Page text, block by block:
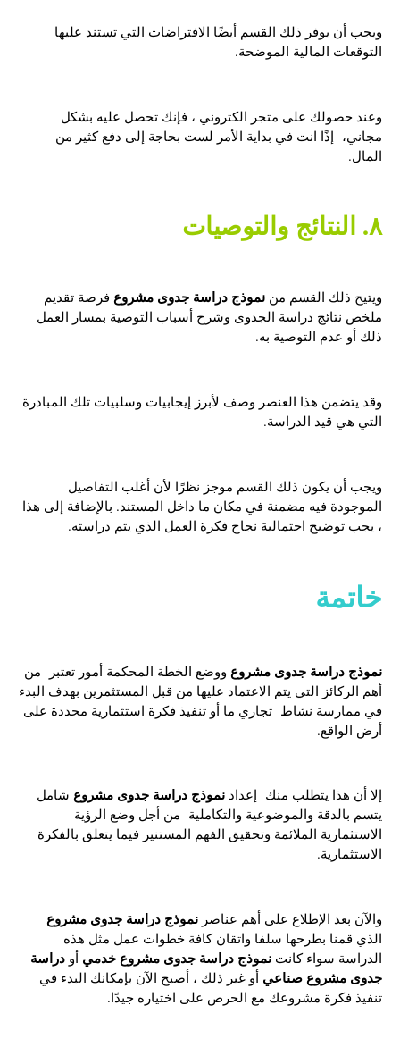
ويجب أن يوفر ذلك القسم أيضًا الافتراضات التي تستند عليها
التوقعات المالية الموضحة.
وعند حصولك على متجر الكتروني ، فإنك تحصل عليه بشكل
مجاني، إذًا انت في بداية الأمر لست بحاجة إلى دفع كثير من
المال.
ويتيح ذلك القسم مننموذج دراسة جدوى مشروع فرصة تقديم
ملخص نتائج دراسة الجدوى وشرح أسباب التوصية بمسار العمل
ذلك أو عدم التوصية به.
وقد يتضمن هذا العنصر وصف لأبرز إيجابيات وسلبيات تلك المبادرة
التي هي قيد الدراسة.
ويجب أن يكون ذلك القسم موجز نظرًا لأن أغلب التفاصيل
الموجودة فيه مضمنة في مكان ما داخل المستند. بالإضافة إلى هذا
، يجب توضيح احتمالية نجاح فكرة العمل الذي يتم دراسته.
خاتمة
نموذج دراسة جدوى مشروع ووضع الخطة المحكمة أمور تعتبر من
أهم الركائز التي يتم الاعتماد عليها من قبل المستثمرين بهدف البدء
في ممارسة نشاط تجاري ما أو تنفيذ فكرة استثمارية محددة على
أرض الواقع.
إلا أن هذا يتطلب منك إعدادنموذج دراسة جدوى مشروع شامل
يتسم بالدقة والموضوعية والتكاملية من أجل وضع الرؤية
الاستثمارية الملائمة وتحقيق الفهم المستنير فيما يتعلق بالفكرة
الاستثمارية.
والآن بعد الإطلاع على أهم عناصرنموذج دراسة جدوى مشروع
الذي قمنا بطرحها سلفا واتقان كافة خطوات عمل مثل هذه
الدراسة سواء كانتنموذج دراسة جدوى مشروع خدميأودراسة
جدوى مشروع صناعيأو غير ذلك ، أصبح الآن بإمكانك البدء في
تنفيذ فكرة مشروعك مع الحرص على اختياره جيدًا.